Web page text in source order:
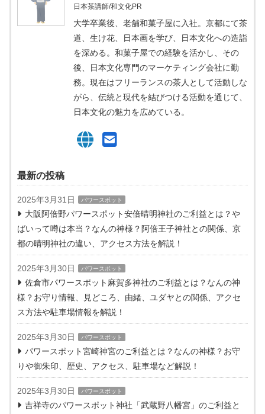
日本茶講師/和文化PR
大学卒業後、老舗和菓子屋に入社。京都にて茶
道、生け花、日本画を学び、日本文化への造詣
を深める。和菓子屋での経験を活かし、その
後、日本文化専門のマーケティング会社に勤
務。現在はフリーランスの茶人として活動しな
がら、伝統と現代を結びつける活動を通じて、
日本文化の魅力を広めている。
最新の投稿
2025年3月31日 パワースポット
大阪阿倍野パワースポット安倍晴明神社のご利益とは？や
ばいって噂は本当？なんの神様？阿倍王子神社との関係、京
都の晴明神社の違い、アクセス方法を解説！
2025年3月30日 パワースポット
佐倉市パワースポット麻賀多神社のご利益とは？なんの神
様？お守り情報、見どころ、由緒、ユダヤとの関係、アクセ
ス方法や駐車場情報を解説！
2025年3月30日 パワースポット
パワースポット宮崎神宮のご利益とは？なんの神様？お守
りや御朱印、歴史、アクセス、駐車場など解説！
2025年3月30日 パワースポット
吉祥寺のパワースポット神社「武蔵野八幡宮」のご利益と